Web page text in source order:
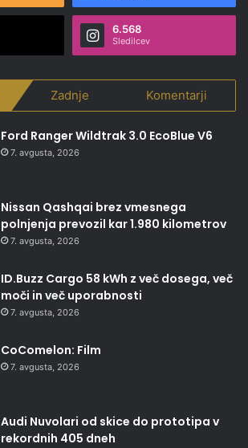
6.568
Sledilcev
Zadnje Komentarji
Ford Ranger Wildtrak 3.0 EcoBlue V6
7. avgusta, 2026
Nissan Qashqai brez vmesnega
polnjenja prevozil kar 1.980 kilometrov
7. avgusta, 2026
ID.Buzz Cargo 58 kWh z več dosega, več
moči in več uporabnosti
7. avgusta, 2026
CoComelon: Film
7. avgusta, 2026
Audi Nuvolari od skice do prototipa v
rekordnih 405 dneh